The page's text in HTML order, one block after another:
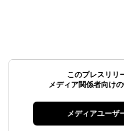
このプレスリリ
メディア関係者向け
メディアユーザ